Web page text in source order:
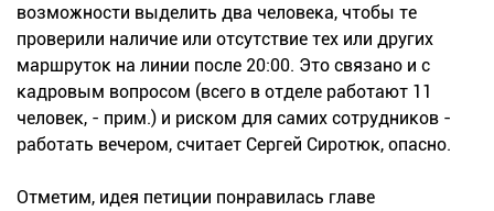
возможности выделить два человека, чтобы те
проверили наличие или отсутствие тех или других
маршруток на линии после 20:00. Это связано и с
кадровым вопросом (всего в отделе работают 11
человек, - прим.) и риском для самих сотрудников -
работать вечером, считает Сергей Сиротюк, опасно.
Отметим, идея петиции понравилась главе